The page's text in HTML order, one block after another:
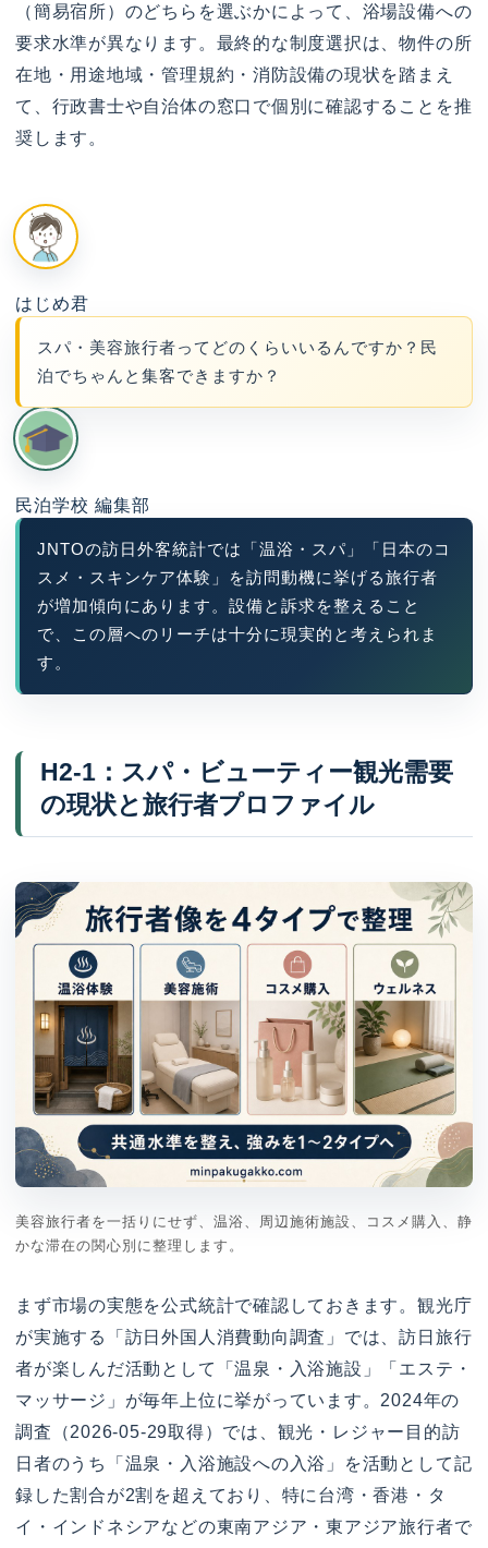
（簡易宿所）のどちらを選ぶかによって、浴場設備への
要求水準が異なります。最終的な制度選択は、物件の所
在地・用途地域・管理規約・消防設備の現状を踏まえ
て、行政書士や自治体の窓口で個別に確認することを推
奨します。
はじめ君
スパ・美容旅行者ってどのくらいいるんですか？民
泊でちゃんと集客できますか？
民泊学校 編集部
JNTOの訪日外客統計では「温浴・スパ」「日本のコ
スメ・スキンケア体験」を訪問動機に挙げる旅行者
が増加傾向にあります。設備と訴求を整えること
で、この層へのリーチは十分に現実的と考えられま
す。
H2-1：スパ・ビューティー観光需要
の現状と旅行者プロファイル
美容旅行者を一括りにせず、温浴、周辺施術施設、コスメ購入、静
かな滞在の関心別に整理します。
まず市場の実態を公式統計で確認しておきます。観光庁
が実施する「訪日外国人消費動向調査」では、訪日旅行
者が楽しんだ活動として「温泉・入浴施設」「エステ・
マッサージ」が毎年上位に挙がっています。2024年の
調査（2026-05-29取得）では、観光・レジャー目的訪
日者のうち「温泉・入浴施設への入浴」を活動として記
録した割合が2割を超えており、特に台湾・香港・タ
イ・インドネシアなどの東南アジア・東アジア旅行者で